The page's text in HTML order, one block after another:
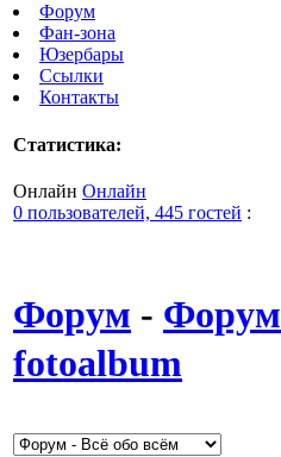
Форум
Фан-зона
Юзербары
Ссылки
Контакты
Статистика:
Онлайн Онлайн
0 пользователей, 445 гостей :
Форум - Форум
fotoalbum